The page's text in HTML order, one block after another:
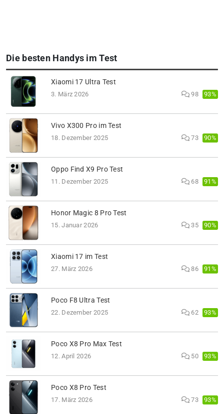
Die besten Handys im Test
Xiaomi 17 Ultra Test
3. März 2026 98 93%
Vivo X300 Pro im Test
18. Dezember 2025 73 90%
Oppo Find X9 Pro Test
11. Dezember 2025 68 91%
Honor Magic 8 Pro Test
15. Januar 2026 35 90%
Xiaomi 17 im Test
27. März 2026 86 91%
Poco F8 Ultra Test
22. Dezember 2025 62 93%
Poco X8 Pro Max Test
12. April 2026 50 93%
Poco X8 Pro Test
17. März 2026 73 93%